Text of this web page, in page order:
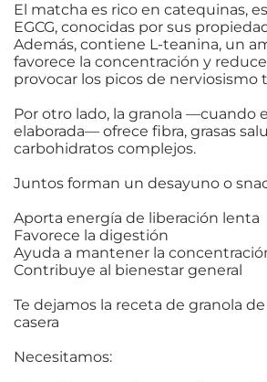
El matcha es rico en catequinas,
EGCG, conocidas por sus
Además, contiene L-teanina, un
favorece la concentración y
provocar los picos de nerviosismo
Por otro lado, la granola —cuando
elaborada— ofrece fibra, grasas
carbohidratos complejos.
Juntos forman un desayuno o
Aporta energía de liberación lenta
Favorece la digestión
Ayuda a mantener la
Contribuye al bienestar general
Te dejamos la receta de granola
casera
Necesitamos: